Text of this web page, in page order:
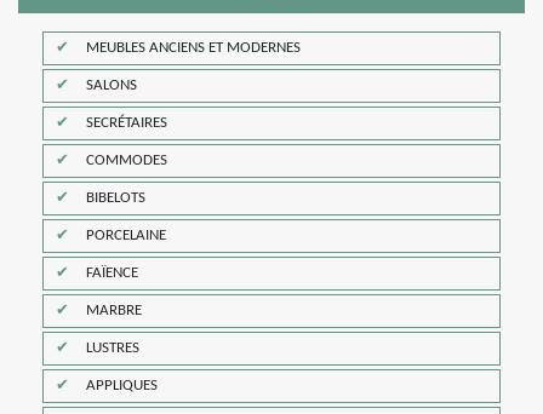
MEUBLES ANCIENS ET MODERNES
SALONS
SECRÉTAIRES
COMMODES
BIBELOTS
PORCELAINE
FAÏENCE
MARBRE
LUSTRES
APPLIQUES